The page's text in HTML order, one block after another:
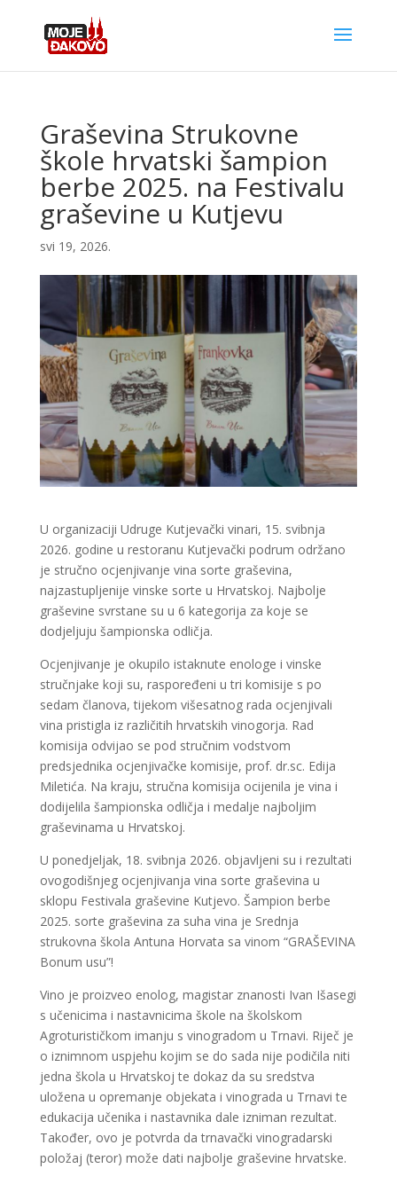
Graševina Strukovne
škole hrvatski šampion
berbe 2025. na Festivalu
graševine u Kutjevu
svi 19, 2026.
U organizaciji Udruge Kutjevački vinari, 15. svibnja
2026. godine u restoranu Kutjevački podrum održano
je stručno ocjenjivanje vina sorte graševina,
najzastupljenije vinske sorte u Hrvatskoj. Najbolje
graševine svrstane su u 6 kategorija za koje se
dodjeljuju šampionska odličja.
Ocjenjivanje je okupilo istaknute enologe i vinske
stručnjake koji su, raspoređeni u tri komisije s po
sedam članova, tijekom višesatnog rada ocjenjivali
vina pristigla iz različitih hrvatskih vinogorja. Rad
komisija odvijao se pod stručnim vodstvom
predsjednika ocjenjivačke komisije, prof. dr.sc. Edija
Miletića. Na kraju, stručna komisija ocijenila je vina i
dodijelila šampionska odličja i medalje najboljim
graševinama u Hrvatskoj.
U ponedjeljak, 18. svibnja 2026. objavljeni su i rezultati
ovogodišnjeg ocjenjivanja vina sorte graševina u
sklopu Festivala graševine Kutjevo. Šampion berbe
2025. sorte graševina za suha vina je Srednja
strukovna škola Antuna Horvata sa vinom “GRAŠEVINA
Bonum usu”!
Vino je proizveo enolog, magistar znanosti Ivan Išasegi
s učenicima i nastavnicima škole na školskom
Agroturističkom imanju s vinogradom u Trnavi. Riječ je
o iznimnom uspjehu kojim se do sada nije podičila niti
jedna škola u Hrvatskoj te dokaz da su sredstva
uložena u opremanje objekata i vinograda u Trnavi te
edukacija učenika i nastavnika dale izniman rezultat.
Također, ovo je potvrda da trnavački vinogradarski
položaj (teror) može dati najbolje graševine hrvatske.